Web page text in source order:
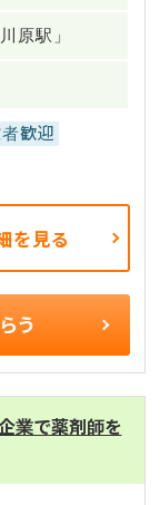
原駅」
歓迎
を見る
う
業で薬剤師を